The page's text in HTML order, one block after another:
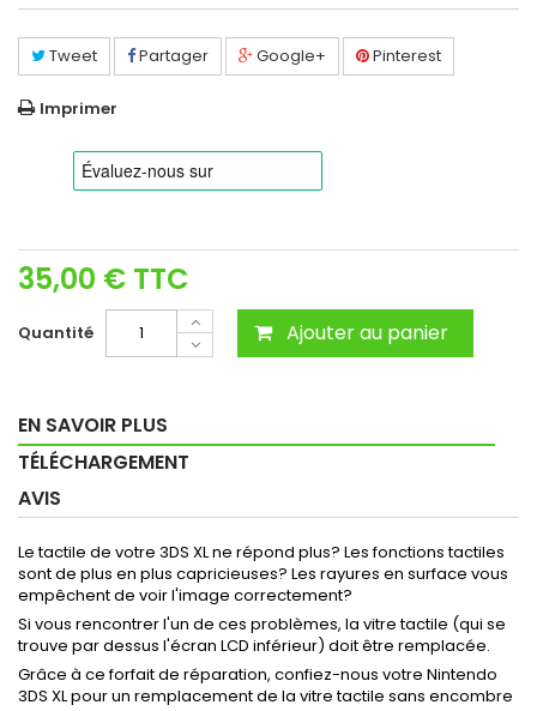
Tweet Partager Google+ Pinterest
Imprimer
35,00 € TTC
Quantité Ajouter au panier
EN SAVOIR PLUS
TÉLÉCHARGEMENT
AVIS
Le tactile de votre 3DS XL ne répond plus? Les fonctions tactiles
sont de plus en plus capricieuses? Les rayures en surface vous
empêchent de voir l'image correctement?
Si vous rencontrer l'un de ces problèmes, la vitre tactile (qui se
trouve par dessus l'écran LCD inférieur) doit être remplacée.
Grâce à ce forfait de réparation, confiez-nous votre Nintendo
3DS XL pour un remplacement de la vitre tactile sans encombre